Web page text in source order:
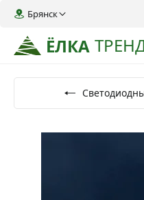
ЁЛКА
Брянск